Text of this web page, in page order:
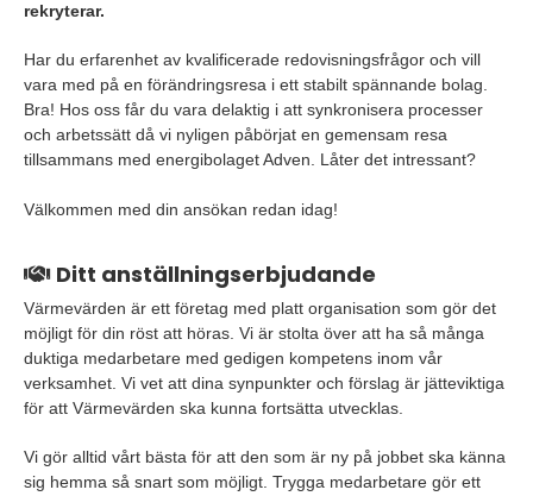
rekryterar.
Har du erfarenhet av kvalificerade redovisningsfrågor och vill
vara med på en förändringsresa i ett stabilt spännande bolag.
Bra! Hos oss får du vara delaktig i att synkronisera processer
och arbetssätt då vi nyligen påbörjat en gemensam resa
tillsammans med energibolaget Adven. Låter det intressant?
Välkommen med din ansökan redan idag!
Ditt anställningserbjudande
Värmevärden är ett företag med platt organisation som gör det
möjligt för din röst att höras. Vi är stolta över att ha så många
duktiga medarbetare med gedigen kompetens inom vår
verksamhet. Vi vet att dina synpunkter och förslag är jätteviktiga
för att Värmevärden ska kunna fortsätta utvecklas.
Vi gör alltid vårt bästa för att den som är ny på jobbet ska känna
sig hemma så snart som möjligt. Trygga medarbetare gör ett